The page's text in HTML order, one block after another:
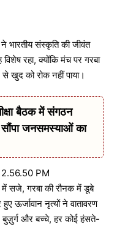
भारतीय संस्कृति की जीवंत
रहा, क्योंकि मंच पर गरबा
खुद को रोक नहीं पाया।
बैठक में संगठन
जनसमस्याओं का
में सजे, गरबा की रौनक में डूबे
ऊर्जावान नृत्यों ने वातावरण
और बच्चे, हर कोई हंसते-